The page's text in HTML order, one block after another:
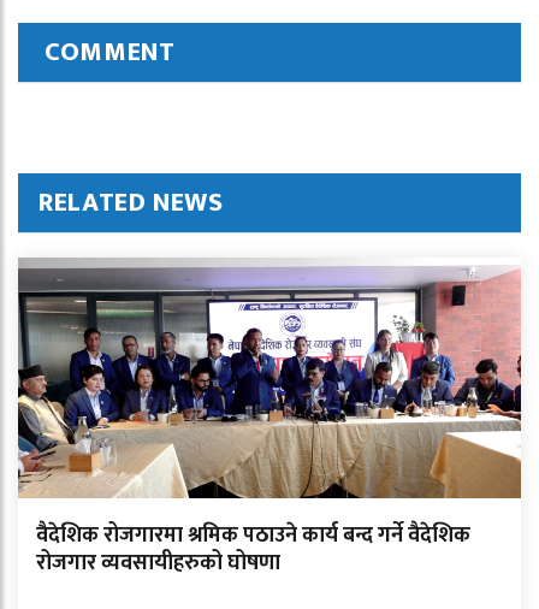
COMMENT
RELATED NEWS
वैदेशिक रोजगारमा श्रमिक पठाउने कार्य बन्द गर्ने वैदेशिक
रोजगार व्यवसायीहरुको घोषणा